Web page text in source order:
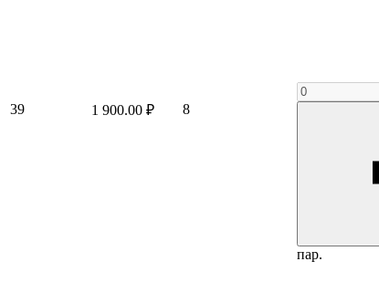
39 1 900.00 ₽ 8
пар.